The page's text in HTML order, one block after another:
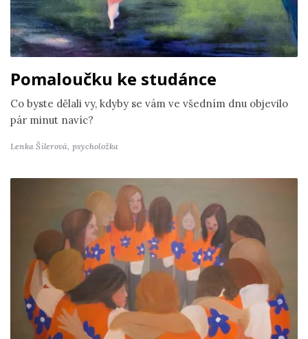
Pomaloučku ke studánce
Co byste dělali vy, kdyby se vám ve všedním dnu objevilo
pár minut navíc?
Lenka Šilerová, psycholožka